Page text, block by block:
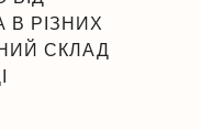
В РІЗНИХ
СКЛАД